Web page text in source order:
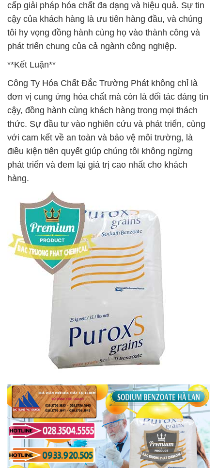
cấp giải pháp hóa chất đa dạng và hiệu quả. Sự tin
cậy của khách hàng là ưu tiên hàng đầu, và chúng
tôi hy vọng đồng hành cùng họ vào thành công và
phát triển chung của cả ngành công nghiệp.
**Kết Luận**
Công Ty Hóa Chất Đắc Trường Phát không chỉ là
đơn vị cung ứng hóa chất mà còn là đối tác đáng tin
cậy, đồng hành cùng khách hàng trong mọi thách
thức. Sự đầu tư vào nghiên cứu và phát triển, cùng
với cam kết về an toàn và bảo vệ môi trường, là
điều kiện tiên quyết giúp chúng tôi không ngừng
phát triển và đem lại giá trị cao nhất cho khách
hàng.